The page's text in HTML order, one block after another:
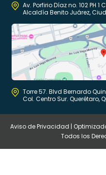
Av. Porfirio Díaz no. 102 PH 1
Alcaldía Benito Juárez,
Torre 57. Blvd Bernardo
Col. Centro Sur. Querétaro,
Aviso de Privacidad |
Todos los